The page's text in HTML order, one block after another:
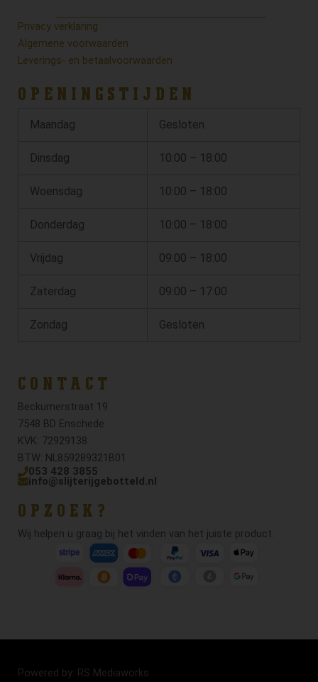
Privacy verklaring
Algemene voorwaarden
Leverings- en betaalvoorwaarden
OPENINGSTIJDEN
Maandag Gesloten
Dinsdag 10:00 – 18:00
Woensdag 10:00 – 18:00
Donderdag 10:00 – 18:00
Vrijdag 09:00 – 18:00
Zaterdag 09:00 – 17:00
Zondag Gesloten
CONTACT
Beckumerstraat 19
7548 BD Enschede
KVK: 72929138
BTW: NL859289321B01
053 428 3855
info@slijterijgebotteld.nl
OPZOEK?
Wij helpen u graag bij het vinden van het juiste product.
Powered by: RS Mediaworks